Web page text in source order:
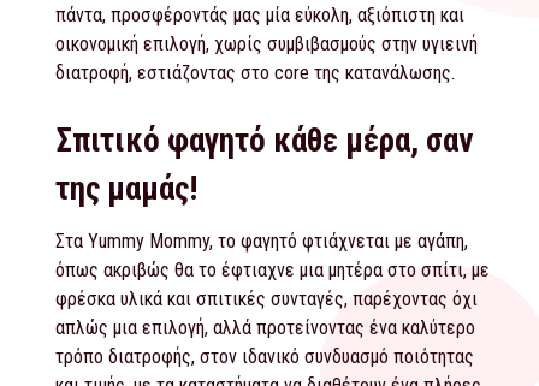
πάντα, προσφέροντάς μας μία εύκολη, αξιόπιστη και
οικονομική επιλογή, χωρίς συμβιβασμούς στην υγιεινή
διατροφή, εστιάζοντας στο core της κατανάλωσης.
Σπιτικό φαγητό κάθε μέρα, σαν
της μαμάς!
Στα Yummy Mommy, το φαγητό φτιάχνεται με αγάπη,
όπως ακριβώς θα το έφτιαχνε μια μητέρα στο σπίτι, με
φρέσκα υλικά και σπιτικές συνταγές, παρέχοντας όχι
απλώς μια επιλογή, αλλά προτείνοντας ένα καλύτερο
τρόπο διατροφής, στον ιδανικό συνδυασμό ποιότητας